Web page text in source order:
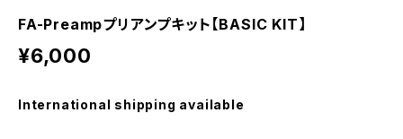
FA-Preampプリアンプキット【BASIC KIT】
¥6,000
International shipping available